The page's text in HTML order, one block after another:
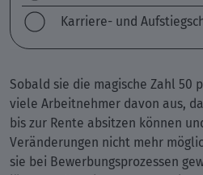
Karriere- und
Sobald sie die magische Zahl 50
viele Arbeitnehmer davon aus,
bis zur Rente absitzen können
Veränderungen nicht mehr
sie bei Bewerbungsprozessen